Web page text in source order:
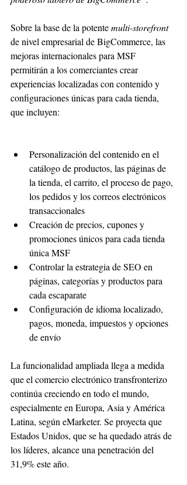
Sobre la base de la potente multi-storefront
de nivel empresarial de BigCommerce, las
mejoras internacionales para MSF
permitirán a los comerciantes crear
experiencias localizadas con contenido y
configuraciones únicas para cada tienda,
que incluyen:
Personalización del contenido en el
catálogo de productos, las páginas de
la tienda, el carrito, el proceso de pago,
los pedidos y los correos electrónicos
transaccionales
Creación de precios, cupones y
promociones únicos para cada tienda
única MSF
Controlar la estrategia de SEO en
páginas, categorías y productos para
cada escaparate
Configuración de idioma localizado,
pagos, moneda, impuestos y opciones
de envío
La funcionalidad ampliada llega a medida
que el comercio electrónico transfronterizo
continúa creciendo en todo el mundo,
especialmente en Europa, Asia y América
Latina, según eMarketer. Se proyecta que
Estados Unidos, que se ha quedado atrás de
los líderes, alcance una penetración del
31,9% este año.